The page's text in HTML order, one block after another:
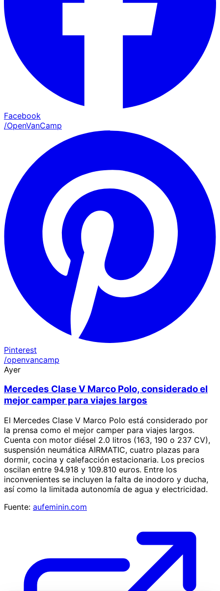
Facebook
/OpenVanCamp
Pinterest
/openvancamp
Ayer
Mercedes Clase V Marco Polo, considerado el
mejor camper para viajes largos
El Mercedes Clase V Marco Polo está considerado por
la prensa como el mejor camper para viajes largos.
Cuenta con motor diésel 2.0 litros (163, 190 o 237 CV),
suspensión neumática AIRMATIC, cuatro plazas para
dormir, cocina y calefacción estacionaria. Los precios
oscilan entre 94.918 y 109.810 euros. Entre los
inconvenientes se incluyen la falta de inodoro y ducha,
así como la limitada autonomía de agua y electricidad.
Fuente: aufeminin.com